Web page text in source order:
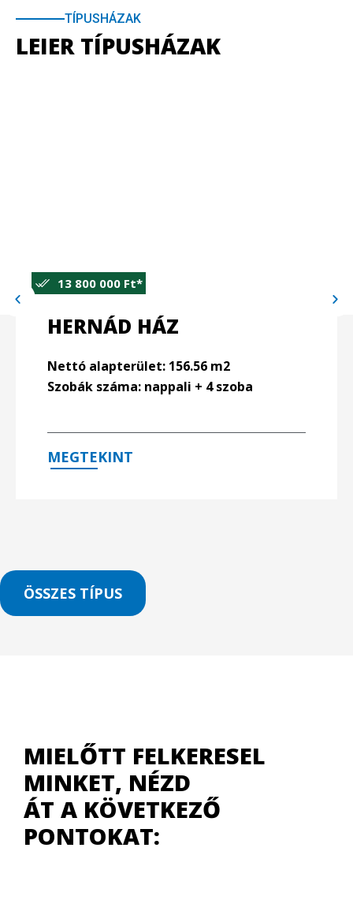
TÍPUSHÁZAK
LEIER TÍPUSHÁZAK
13 800 000 Ft*
HERNÁD HÁZ
Nettó alapterület: 156.56 m2
Szobák száma: nappali + 4 szoba
MEGTEKINT
ÖSSZES TÍPUS
MIELŐTT FELKERESEL
MINKET, NÉZD
ÁT A KÖVETKEZŐ
PONTOKAT: